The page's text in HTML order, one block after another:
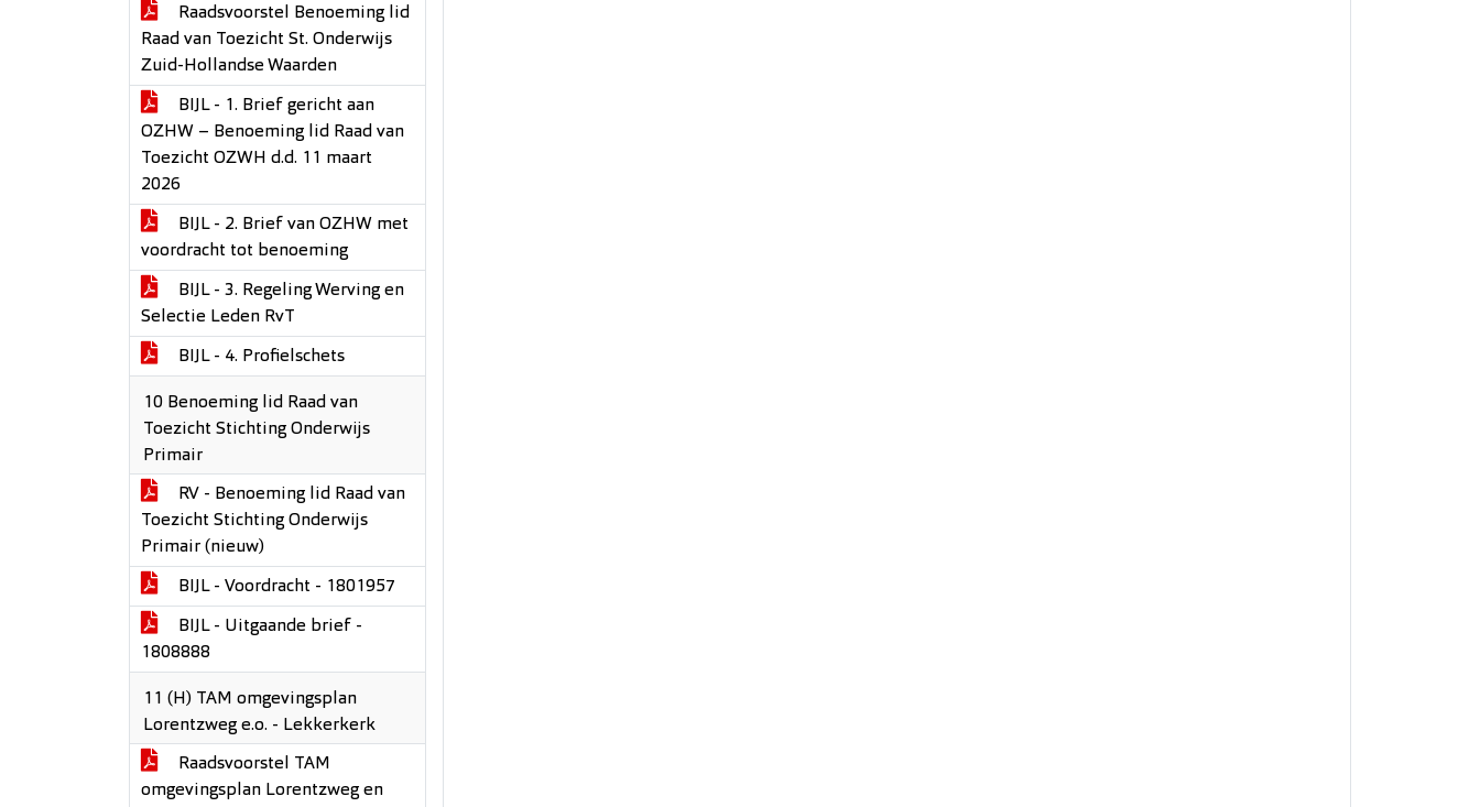
Raadsvoorstel Benoeming lid
Raad van Toezicht St. Onderwijs
Zuid-Hollandse Waarden
BIJL - 1. Brief gericht aan
OZHW – Benoeming lid Raad van
Toezicht OZWH d.d. 11 maart
2026
BIJL - 2. Brief van OZHW met
voordracht tot benoeming
BIJL - 3. Regeling Werving en
Selectie Leden RvT
BIJL - 4. Profielschets
10 Benoeming lid Raad van
Toezicht Stichting Onderwijs
Primair
RV - Benoeming lid Raad van
Toezicht Stichting Onderwijs
Primair (nieuw)
BIJL - Voordracht - 1801957
BIJL - Uitgaande brief -
1808888
11 (H) TAM omgevingsplan
Lorentzweg e.o. - Lekkerkerk
Raadsvoorstel TAM
omgevingsplan Lorentzweg en